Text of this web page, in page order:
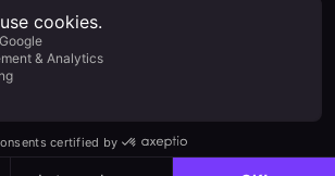
para fomentar la
podrías sorprenderte con el
en frío con